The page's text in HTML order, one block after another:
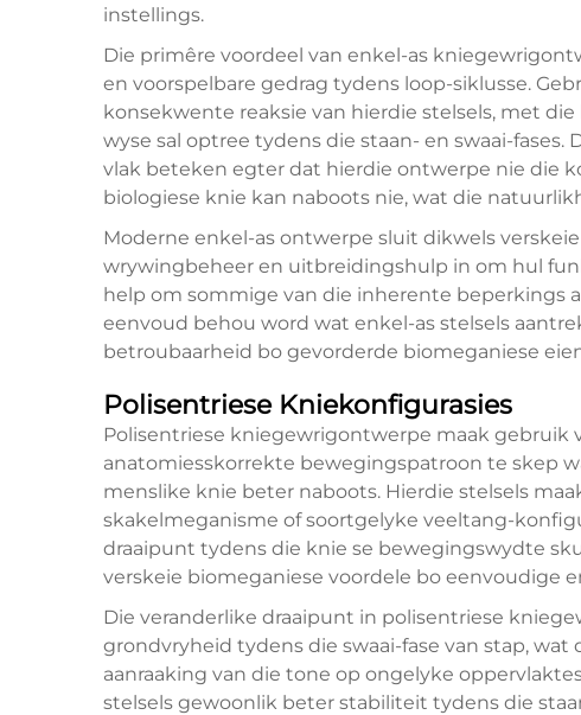
instellings.
Die primêre voordeel van enkel-as
en voorspelbare gedrag tydens loop-siklusse.
konsekwente reaksie van hierdie stelsels, met
wyse sal optree tydens die staan- en swaai-
vlak beteken egter dat hierdie ontwerpe nie die
biologiese knie kan naboots nie, wat die
Moderne enkel-as ontwerpe sluit dikwels
wrywingbeheer en uitbreidingshulp in om hul
help om sommige van die inherente beperkings
eenvoud behou word wat enkel-as stelsels
betroubaarheid bo gevorderde biomeganiese
Polisentriese Kniekonfigurasies
Polisentriese kniegewrigontwerpe maak gebruik
anatomiesskorrekte bewegingspatroon te skep
menslike knie beter naboots. Hierdie stelsels
skakelmeganisme of soortgelyke veeltang-
draaipunt tydens die knie se bewegingswydte
verskeie biomeganiese voordele bo eenvoudige
Die veranderlike draaipunt in polisentriese
grondvryheid tydens die swaai-fase van stap,
aanraaking van die tone op ongelyke
stelsels gewoonlik beter stabiliteit tydens die